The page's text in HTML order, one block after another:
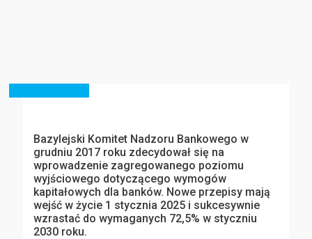
Bazylejski Komitet Nadzoru Bankowego w
grudniu 2017 roku zdecydował się na
wprowadzenie zagregowanego poziomu
wyjściowego dotyczącego wymogów
kapitałowych dla banków. Nowe przepisy mają
wejść w życie 1 stycznia 2025 i sukcesywnie
wzrastać do wymaganych 72,5% w styczniu
2030 roku.